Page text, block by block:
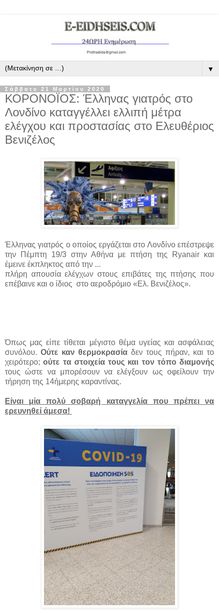
▼
Σάββατο 21 Μαρτίου 2020
ΚΟΡΟΝΟΪΟΣ: Έλληνας γιατρός στο
Λονδίνο καταγγέλλει ελλιπή μέτρα
ελέγχου και προστασίας στο Ελευθέριος
Βενιζέλος
Έλληνας γιατρός ο οποίος εργάζεται στο Λονδίνο επέστρεψε
την Πέμπτη 19/3 στην Αθήνα με πτήση της
Ryanair και
έμεινε έκπληκτος από την ...
πλήρη απουσία ελέγχων στους επιβάτες της πτήσης που
επέβαινε και ο ίδιος στο αεροδρόμιο «Ελ. Βενιζέλος».
Όπως μας είπε τίθεται μέγιστο θέμα υγείας και ασφάλειας
συνόλου. Ούτε καν θερμοκρασία δεν τους πήραν, και το
χειρότερο;ούτε τα στοιχεία τους και τον τόπο διαμονής
τους ώστε να μπορέσουν να ελέγξουν ως οφείλουν την
τήρηση της 14ήμερης καραντίνας.
Είναι μία πολύ σοβαρή καταγγελία που πρέπει να
ερευνηθεί άμεσα!